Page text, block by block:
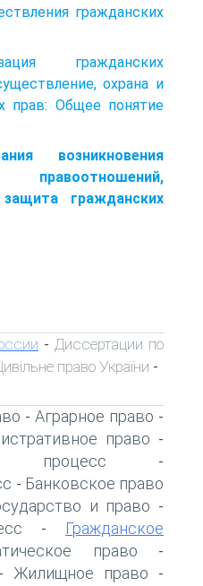
гражданских
гражданских
охрана и
прав: Общее понятие
возникновения
гражданских
- Диссертации по
право України -
- Аграрное право -
право -
процесс -
- Банковское право
и право -
-
Гражданское
право -
Жилищное право -